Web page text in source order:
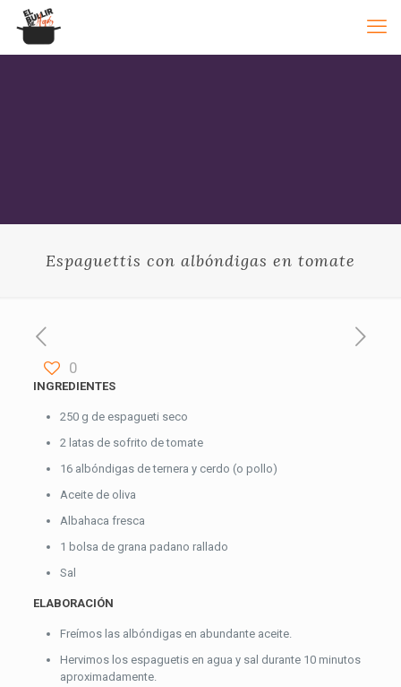
Espaguettis con albóndigas en tomate
0
INGREDIENTES
250 g de espagueti seco
2 latas de sofrito de tomate
16 albóndigas de ternera y cerdo (o pollo)
Aceite de oliva
Albahaca fresca
1 bolsa de grana padano rallado
Sal
ELABORACIÓN
Freímos las albóndigas en abundante aceite.
Hervimos los espaguetis en agua y sal durante 10 minutos
aproximadamente.